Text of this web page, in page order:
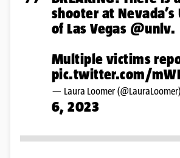
shooter at
of Las Vegas @unlv.
Multiple victims
pic.twitter.com/
— Laura Loomer (@LauraLoomer)
6, 2023